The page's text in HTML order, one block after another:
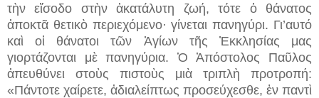
τὴν εἴσοδο στὴν ἀκατάλυτη ζωή, τότε ὁ θάνατος
ἀποκτᾶ θετικὸ περιεχόμενο· γίνεται πανηγύρι. Γι’αυτό
καὶ οἱ θάνατοι τῶν Ἁγίων τῆς Ἐκκλησίας μας
γιορτάζονται μὲ πανηγύρια. Ὁ Ἀπόστολος Παῦλος
ἀπευθύνει στοὺς πιστοὺς μιὰ τριπλὴ προτροπή:
«Πάντοτε χαίρετε, ἀδιαλείπτως προσεύχεσθε, ἐν παντὶ